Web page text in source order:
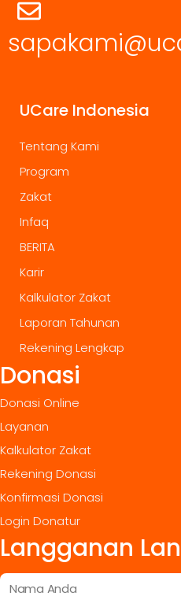
UCare Indonesia
Tentang Kami
Program
Zakat
Infaq
BERITA
Karir
Kalkulator Zakat
Laporan Tahunan
Rekening Lengkap
Donasi
Donasi Online
Layanan
Kalkulator Zakat
Rekening Donasi
Konfirmasi Donasi
Login Donatur
Langganan